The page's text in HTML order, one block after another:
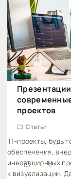
проектов
Статьи
IT-проекты, будь
обеспечения,
инновационных
к визуализации.
+1